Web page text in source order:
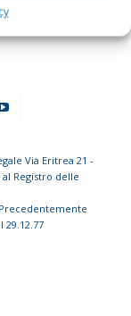
Via Eritrea 21 -
Registro delle
29.12.77